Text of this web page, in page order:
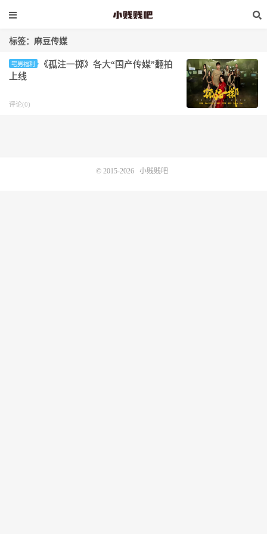
标签：麻豆传媒
宅男福利
《孤注一掷》各大“国产传媒”翻拍
上线
评论(0)
© 2015-2026 小贱贱吧